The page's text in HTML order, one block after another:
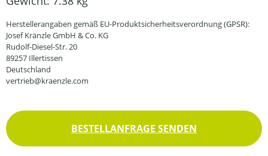
Herstellerangaben gemäß EU-Produktsicherheitsverordnung (GPSR):
Josef Kränzle GmbH & Co. KG
Rudolf-Diesel-Str. 20
89257 Illertissen
Deutschland
vertrieb@kraenzle.com
BESTELLANFRAGE SENDEN